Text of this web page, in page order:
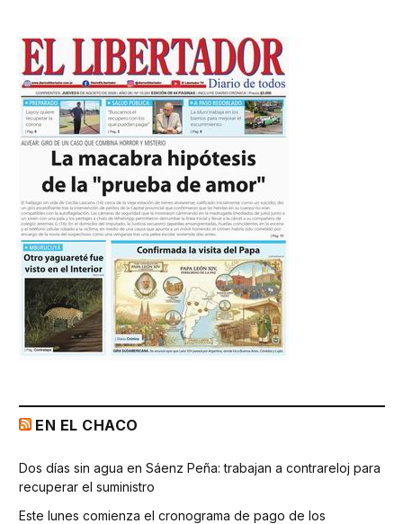
EN EL CHACO
Dos días sin agua en Sáenz Peña: trabajan a contrareloj para
recuperar el suministro
Este lunes comienza el cronograma de pago de los